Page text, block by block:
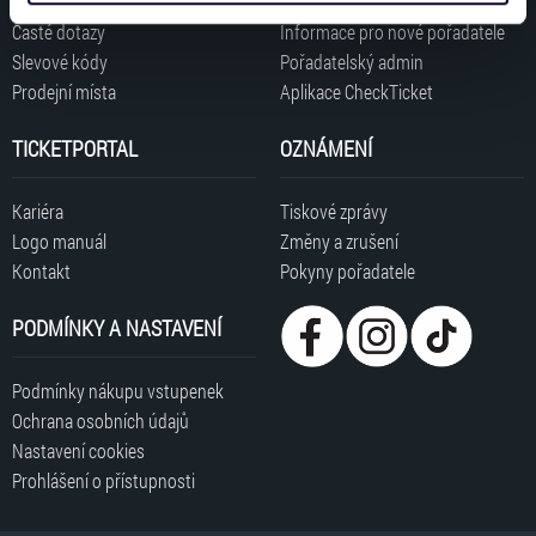
získali v důsledku toho, že používáte jejich služby. Jaké
typy cookies používáme, naleznete níže. Možnosti
zpracování upravíte zaškrtnutím příslušné varianty. Svoji
volbu můžete kdykoliv změnit v zápatí stránky v záložce
Časté dotazy
Slevové kódy
Prodejní místa
Informace pro nové pořadatele
Pořadatelský admin
Aplikace CheckTicket
TICKETPORTAL
Kariéra
Logo manuál
Kontakt
OZNÁMENÍ
Tiskové zprávy
Změny a zrušení
Pokyny pořadatele
PODMÍNKY A NASTAVENÍ
Podmínky nákupu vstupenek
Ochrana osobních údajů
Nastavení cookies
Prohlášení o přístupnosti